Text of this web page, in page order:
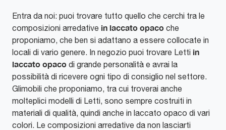
Entra da noi: puoi trovare tutto quello che cerchi tra le
composizioni arredative in laccato opaco che
proponiamo, che ben si adattano a essere collocate in
locali di vario genere. In negozio puoi trovare Letti in
laccato opaco di grande personalità e avrai la
possibilità di ricevere ogni tipo di consiglio nel settore.
Glimobili che proponiamo, tra cui troverai anche
molteplici modelli di Letti, sono sempre costruiti in
materiali di qualità, quindi anche in laccato opaco di vari
colori. Le composizioni arredative da non lasciarti